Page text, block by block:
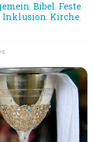
,Bibel, Feste,
Inklusion, Kirche,